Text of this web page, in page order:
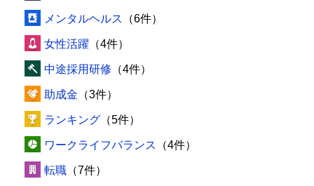
メンタルヘルス （6件）
女性活躍 （4件）
中途採用研修 （4件）
助成金 （3件）
ランキング （5件）
ワークライフバランス （4件）
転職 （7件）